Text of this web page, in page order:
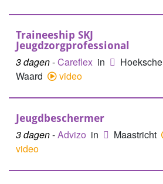
Traineeship SKJ
Jeugdzorgprofessional
3 dagen-Careflex in
Hoeksche
Waard
video
Jeugdbeschermer
3 dagen-Advizo in
Maastricht
video